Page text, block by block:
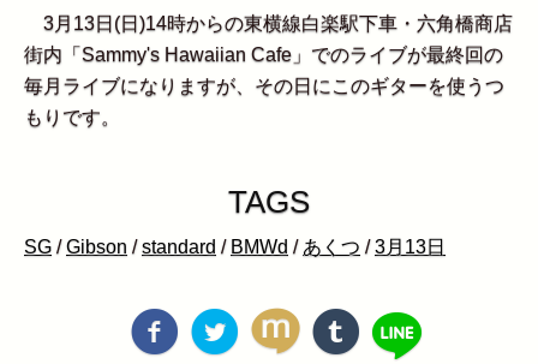
3月13日(日)14時からの東横線白楽駅下車・六角橋商店
街内「Sammy's Hawaiian Cafe」でのライブが最終回の
毎月ライブになりますが、その日にこのギターを使うつ
もりです。
TAGS
SG /Gibson /standard / BMWd / あくつ /3月13日